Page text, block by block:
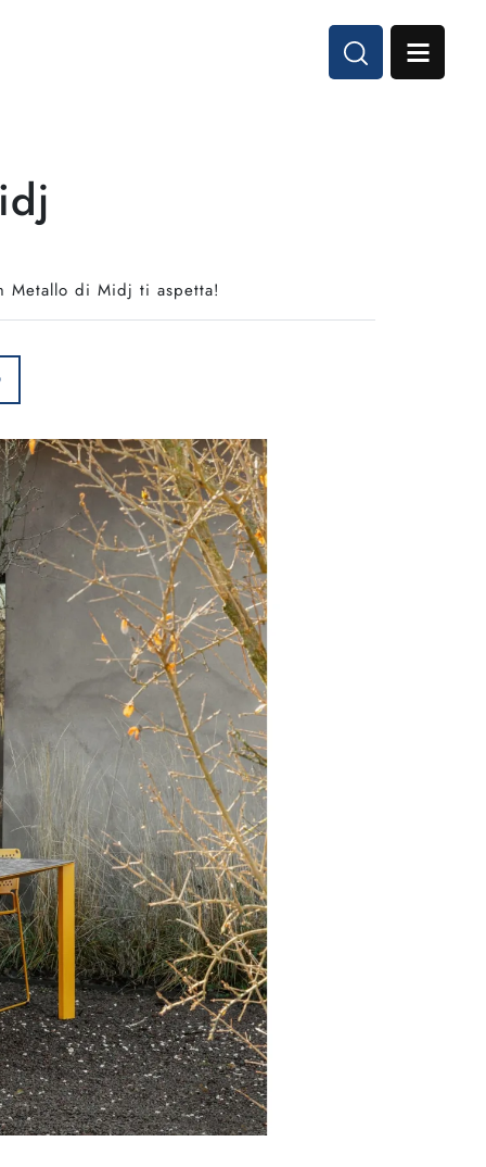
Metallo di Midj ti aspetta!